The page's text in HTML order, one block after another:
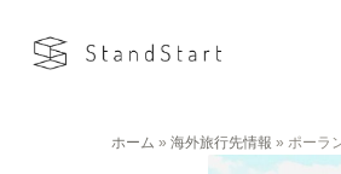
ホーム » 海外旅行先情報 » ポーラ